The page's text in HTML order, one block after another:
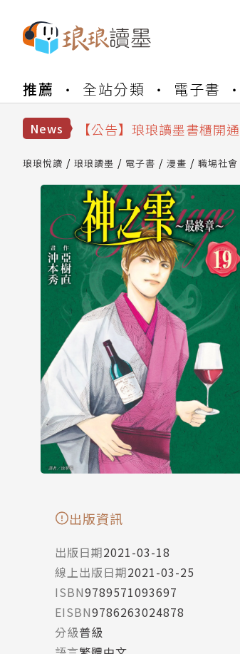
推薦 全站分類 電子書
News
【公告】因 Readmoo 讀
【公告】琅琅讀墨書櫃開
【公告】琅琅書店服務升
【公告】因 Readmoo 讀
琅琅悅讀 琅琅讀墨 電子書 漫畫 職場社會
出版資訊
出版日期2021-03-18
線上出版日期2021-03-25
ISBN9789571093697
EISBN9786263024878
分級普級